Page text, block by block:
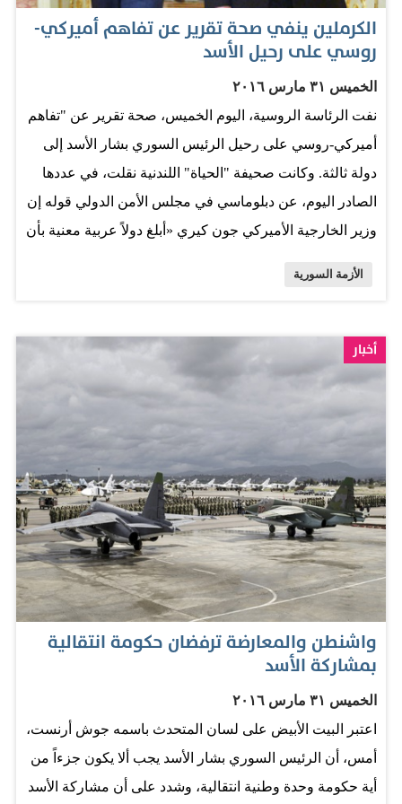
الكرملين ينفي صحة تقرير عن تفاهم أميركي-
روسي على رحيل الأسد
الخميس ٣١ مارس ٢٠١٦
نفت الرئاسة الروسية، اليوم الخميس، صحة تقرير عن "تفاهم
أميركي-روسي على رحيل الرئيس السوري بشار الأسد إلى
دولة ثالثة. وكانت صحيفة "الحياة" اللندنية نقلت، في عددها
الصادر اليوم، عن دبلوماسي في مجلس الأمن الدولي قوله إن
وزير الخارجية الأميركي جون كيري «أبلغ دولاً عربية معنية بأن
زمنياً لذلك. وأضافت الصحيفة نقلًا عن الدبلوماسي، الذي لم
تكشف عن هويته، قوله «التفاهم الأميركي - الروسي واضح
ضد تنظيم +داعش+، وهو يشمل مستقبل الأسد الذي سيرحل
في مرحلة معينة إلى دولة ثالثة». المصدر: صحيفة الإتحاد
الأزمة السورية
أخبار
واشنطن والمعارضة ترفضان حكومة انتقالية
بمشاركة الأسد
الخميس ٣١ مارس ٢٠١٦
اعتبر البيت الأبيض على لسان المتحدث باسمه جوش أرنست،
أمس، أن الرئيس السوري بشار الأسد يجب ألا يكون جزءاً من
أية حكومة وحدة وطنية انتقالية، وشدد على أن مشاركة الأسد